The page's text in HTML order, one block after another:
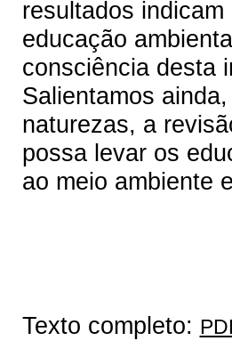
resultados
educação
consciência desta
Salientamos
naturezas, a
possa levar os
ao meio ambiente
Texto completo: